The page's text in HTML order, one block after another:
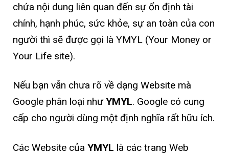
chứa nội dung liên quan đến sự ổn định tài
chính, hạnh phúc, sức khỏe, sự an toàn của con
người thì sẽ được gọi là YMYL (Your Money or
Your Life site).
Nếu bạn vẫn chưa rõ về dạng Website mà
Google phân loại nhưYMYL. Google có cung
cấp cho người dùng một định nghĩa rất hữu ích.
Các Website của YMYL là các trang Web